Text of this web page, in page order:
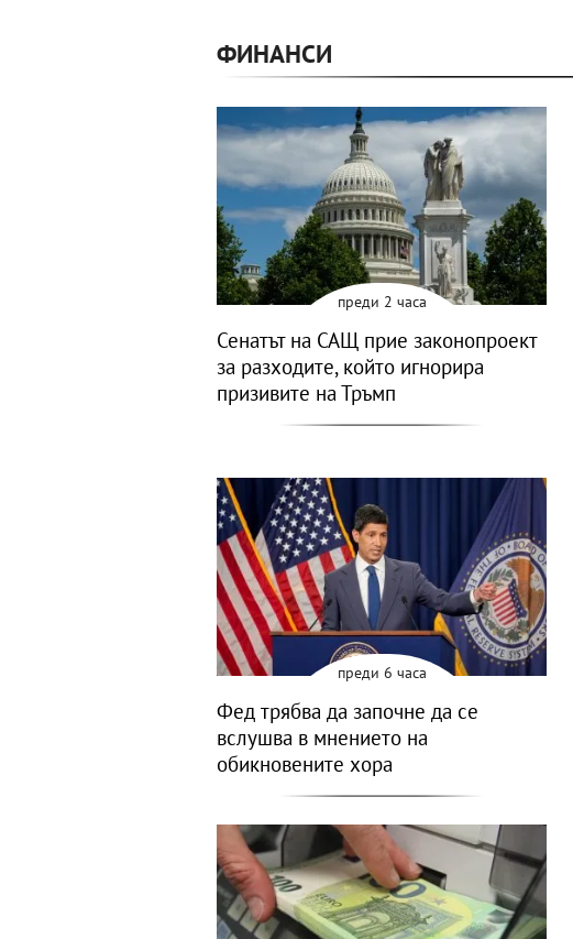
ФИНАНСИ
преди 2 часа
Сенатът на САЩ прие законопроект
за разходите, който игнорира
призивите на Тръмп
преди 6 часа
Фед трябва да започне да се
вслушва в мнението на
обикновените хора